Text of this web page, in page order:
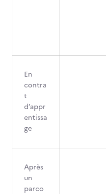
En
contra
t
d’appr
entissa
ge
Après
un
parco